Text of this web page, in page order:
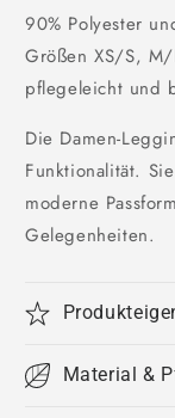
90% Polyester
Größen XS/S,
pflegeleicht und
Die Damen-
Funktionalität.
moderne
Gelegenheiten.
Material &